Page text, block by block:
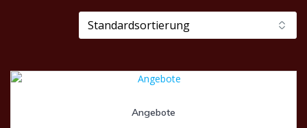
Angebote